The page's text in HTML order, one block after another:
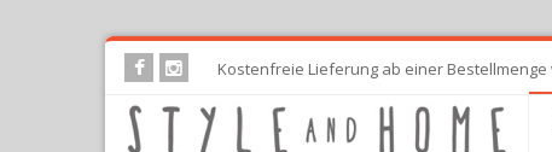
Skip
main
content
Kostenfreie Lieferung ab einer Bestellmenge